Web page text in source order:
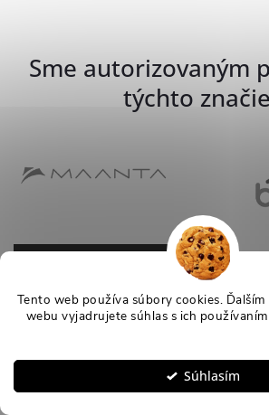
Tento web používa súbory cookies.
webu vyjadrujete súhlas s ich
Súhlasím
Sme autorizovaným
týchto